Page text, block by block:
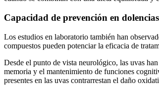
Capacidad de prevención en
Los estudios en laboratorio también han
compuestos pueden potenciar la eficacia de
Desde el punto de vista neurológico, las uvas
memoria y el mantenimiento de funciones
presentes en las uvas contrarrestan el daño